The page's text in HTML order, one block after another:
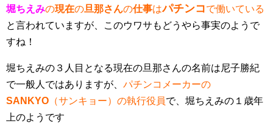
堀ちえみの現在の旦那さんの仕事はパチンコで働いている
と言われていますが、このウワサもどうやら事実のようで
すね！
堀ちえみの３人目となる現在の旦那さんの名前は尼子勝紀
で一般人ではありますが、 パチンコメーカーの
SANKYO （サンキョー）の執行役員で、堀ちえみの１歳年
上のようです